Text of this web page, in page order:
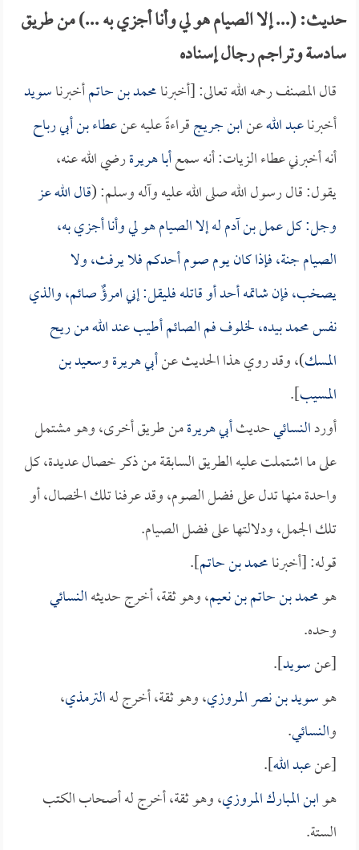
حديث: (... إلا الصيام هو لي وأنا أجزي به ...) من طريق
سادسة وتراجم رجال إسناده
قال المصنف رحمه الله تعالى: [أخبرنامحمد بن حاتمأخبرناسويد
أخبرناعبد اللهعنابن جريجقراءةً عليه عنعطاء بن أبي رباح
أنه أخبرني عطاء الزيات: أنه سمعأبا هريرةرضي الله عنه،
يقول: قال رسول الله صلى الله عليه وآله وسلم: (قال الله عز
وجل: كل عمل بن آدم له إلا الصيام هو لي وأنا أجزي به،
الصيام جنة، فإذا كان يوم صوم أحدكم فلا يرفث، ولا
يصخب، فإن شاتمه أحد أو قاتله فليقل: إني امرؤٌ صائم، والذي
نفس محمد بيده، لخلوف فم الصائم أطيب عند الله من ريح
المسك)، وقد روي هذا الحديث عنأبي هريرةوسعيد بن
المسيب].
أوردالنسائيحديثأبي هريرةمن طريق أخرى، وهو مشتمل
على ما اشتملت عليه الطريق السابقة من ذكر خصال عديدة، كل
واحدة منها تدل على فضل الصوم، وقد عرفنا تلك الخصال، أو
تلك الجمل، ودلالتها على فضل الصيام.
قوله: [أخبرنامحمد بن حاتم].
هومحمد بن حاتم بن نعيم، وهو ثقة، أخرج حديثهالنسائي
وحده.
[عنسويد].
هوسويد بن نصر المروزي، وهو ثقة، أخرج لهالترمذي،
والنسائي.
[عنعبد الله].
هوابن المبارك المروزي، وهو ثقة، أخرج له أصحاب الكتب
الستة.